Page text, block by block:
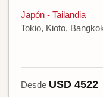
Japón - Tailandia
Tokio, Kioto,
Desde USD 4522